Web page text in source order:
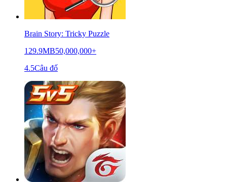
Brain Story: Tricky Puzzle
129.9MB50,000,000+
4.5Câu đố